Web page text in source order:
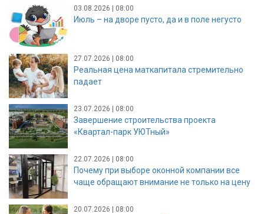
03.08.2026 | 08:00
Июль – на дворе пусто, да и в поле негусто
27.07.2026 | 08:00
Реальная цена маткапитала стремительно
падает
23.07.2026 | 08:00
Завершение строительства проекта
«Квартал-парк УЮТный»
22.07.2026 | 08:00
Почему при выборе оконной компании все
чаще обращают внимание не только на цену
20.07.2026 | 08:00